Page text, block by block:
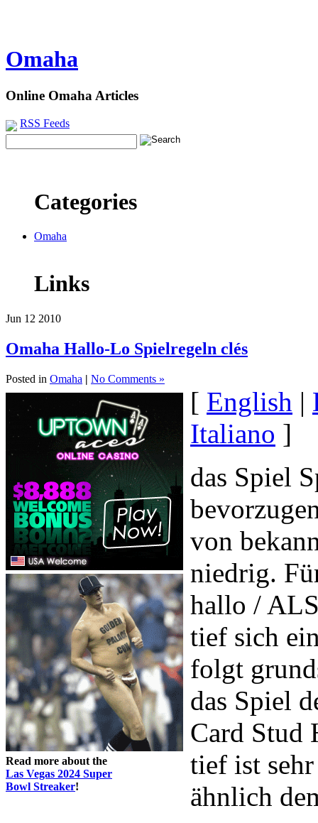
Omaha
Online Omaha Articles
RSS Feeds
Categories
Omaha
Links
Jun 12 2010
Omaha Hallo-Lo Spielregeln clés
Posted in Omaha | No Comments »
Read more about the
Las Vegas 2024 Super
Bowl Streaker!
[ English |
Italiano ]
das Spiel
von
niedrig.
hallo /
tief sich
folgt
das Spiel
Card
tief ist
ähnlich